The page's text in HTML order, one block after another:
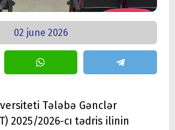
02 june 2026
Tələbə Gənclər
2025/2026-cı tədris ilinin